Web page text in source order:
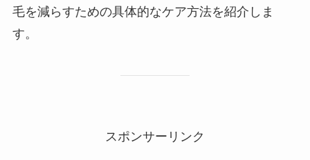
毛を減らすための具体的なケア方法を紹介しま
す。
スポンサーリンク